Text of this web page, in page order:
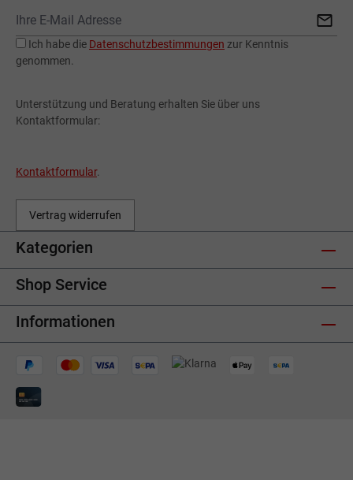
Ich habe die Datenschutzbestimmungen zur Kenntnis
genommen.
Unterstützung und Beratung erhalten Sie über uns
Kontaktformular:
Kontaktformular.
Vertrag widerrufen
Kategorien
Shop Service
Informationen